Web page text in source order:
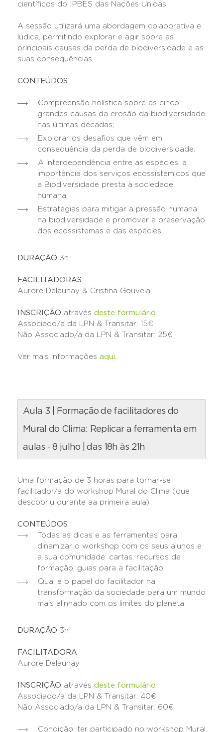
científicos do IPBES das Nações Unidas.
A sessão utilizará uma abordagem colaborativa e
lúdica, permitindo explorar e agir sobre as
principais causas da perda de biodiversidade e as
suas consequências.
CONTEÚDOS
Compreensão holística sobre as cinco
grandes causas da erosão da biodiversidade
nas últimas décadas;
Explorar os desafios que vêm em
consequência da perda de biodiversidade;
A interdependência entre as espécies; a
importância dos serviços ecossistémicos que
a Biodiversidade presta à sociedade
humana;
Estratégias para mitigar a pressão humana
na biodiversidade e promover a preservação
dos ecossistemas e das espécies.
DURAÇÃO 3h
FACILITADORAS
Aurore Delaunay & Cristina Gouveia
INSCRIÇÃO através deste formulário
Associado/a da LPN & Transitar: 15€
Não Associado/a da LPN & Transitar: 25€
Ver mais informações aqui.
Aula 3 | Formação de facilitadores do
Mural do Clima: Replicar a ferramenta em
aulas - 8 julho | das 18h às 21h
Uma formação de 3 horas para tornar-se
facilitador/a do workshop Mural do Clima (que
descobriu durante aa primeira aula)
CONTEÚDOS
Todas as dicas e as ferramentas para
dinamizar o workshop com os seus alunos e
a sua comunidade: cartas, recursos de
formação, guias para a facilitação.
Qual é o papel do facilitador na
transformação da sociedade para um mundo
mais alinhado com os limites do planeta.
DURAÇÃO 3h
FACILITADORA
Aurore Delaunay
INSCRIÇÃO através deste formulário
Associado/a da LPN & Transitar: 40€
Não Associado/a da LPN & Transitar: 60€
Condição: ter participado no workshop Mural